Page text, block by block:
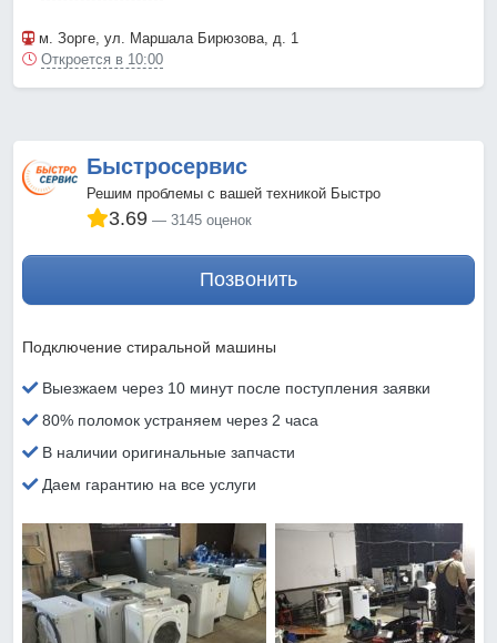
м. Зорге, ул. Маршала Бирюзова, д. 1
Откроется в 10:00
Быстросервис
Решим проблемы с вашей техникой Быстро
3.69 3145 оценок
Позвонить
Подключение стиральной машины
Выезжаем через 10 минут после поступления заявки
80% поломок устраняем через 2 часа
В наличии оригинальные запчасти
Даем гарантию на все услуги